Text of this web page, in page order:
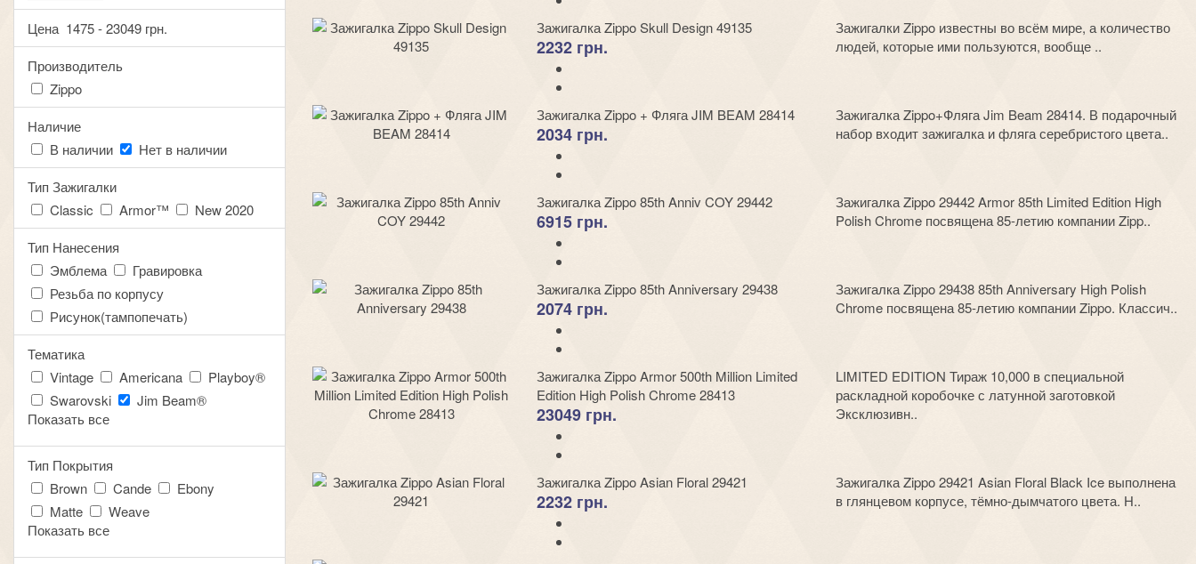
Цена 1475-23049 грн.
Производитель
Zippo
Наличие
В наличии
Нет в наличии
Тип Зажигалки
Classic
Armor™
New 2020
Тип Нанесения
Эмблема
Гравировка
Резьба по корпусу
Рисунок(тампопечать)
Тематика
Vintage
Americana
Playboy®
Swarovski
Jim Beam®
Показать все
Тип Покрытия
Brown
Cande
Ebony
Matte
Weave
Показать все
Зажигалка Zippo Skull Design 49135
2232 грн.
Зажигалки Zippo известны во всём мире, а количество
людей, которые ими пользуются, вообще ..
Зажигалка Zippo + Фляга JIM BEAM 28414
2034 грн.
Зажигалка Zippo+Фляга Jim Beam 28414. В подарочный
набор входит зажигалка и фляга серебристого цвета..
Зажигалка Zippo 85th Anniv COY 29442
6915 грн.
Зажигалка Zippo 29442 Armor 85th Limited Edition High
Polish Chrome посвящена 85-летию компании Zipp..
Зажигалка Zippo 85th Anniversary 29438
2074 грн.
Зажигалка Zippo 29438 85th Anniversary High Polish
Chrome посвящена 85-летию компании Zippo. Классич..
Зажигалка Zippo Armor 500th Million Limited
Edition High Polish Chrome 28413
23049 грн.
LIMITED EDITION Тираж 10,000 в специальной
раскладной коробочке с латунной заготовкой
Эксклюзивн..
Зажигалка Zippo Asian Floral 29421
2232 грн.
Зажигалка Zippo 29421 Asian Floral Black Ice выполнена
в глянцевом корпусе, тёмно-дымчатого цвета. Н..